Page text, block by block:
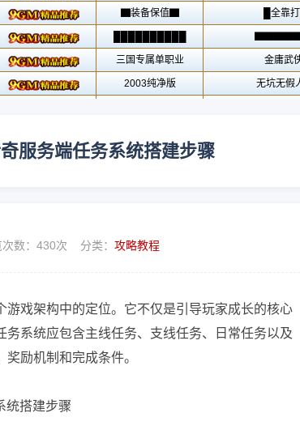
服务端任务系统搭建步骤
数： 430次 分类： 攻略教程
戏架构中的定位。它不仅是引导玩家成长的核心
系统应包含主线任务、支线任务、日常任务以及
励机制和完成条件。